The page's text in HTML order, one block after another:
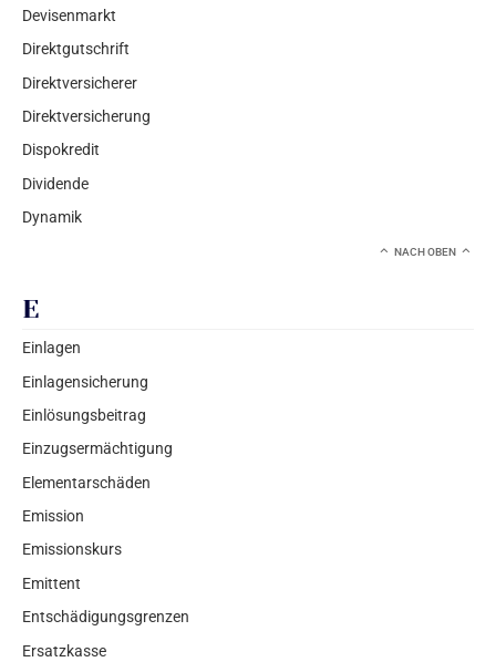
Devisenmarkt
Direktgutschrift
Direktversicherer
Direktversicherung
Dispokredit
Dividende
Dynamik
NACH OBEN
E
Einlagen
Einlagensicherung
Einlösungsbeitrag
Einzugsermächtigung
Elementarschäden
Emission
Emissionskurs
Emittent
Entschädigungsgrenzen
Ersatzkasse